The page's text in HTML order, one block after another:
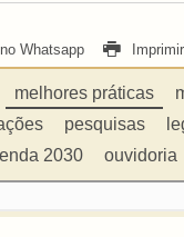
Whatsapp Imprimir
melhores práticas
pesquisas
2030 ouvidoria